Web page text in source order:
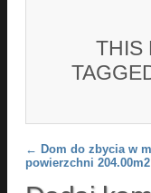
THIS
Post
← Dom do zbycia w
powierzchni 204.00m2